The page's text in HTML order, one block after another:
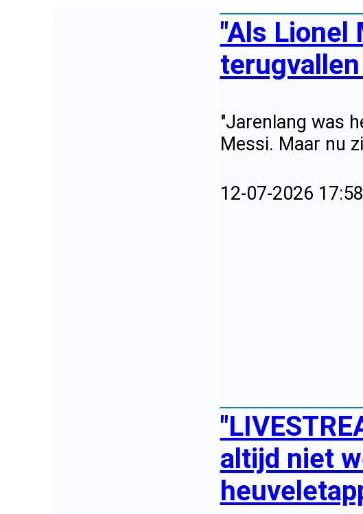
"Als Lionel
"Jarenlang was
Messi. Maar nu
12-07-2026
altijd niet